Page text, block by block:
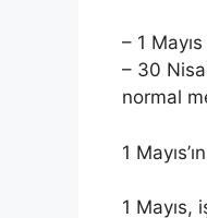
– 1
– 30
normal
1
1 Mayıs,